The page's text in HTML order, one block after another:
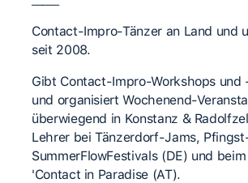
Contact-Impro-Tänzer an Land und
seit 2008.
Gibt Contact-Impro-Workshops und
und organisiert Wochenend-
überwiegend in Konstanz &
Lehrer bei Tänzerdorf-Jams,
SummerFlowFestivals (DE) und
'Contact in Paradise (AT).